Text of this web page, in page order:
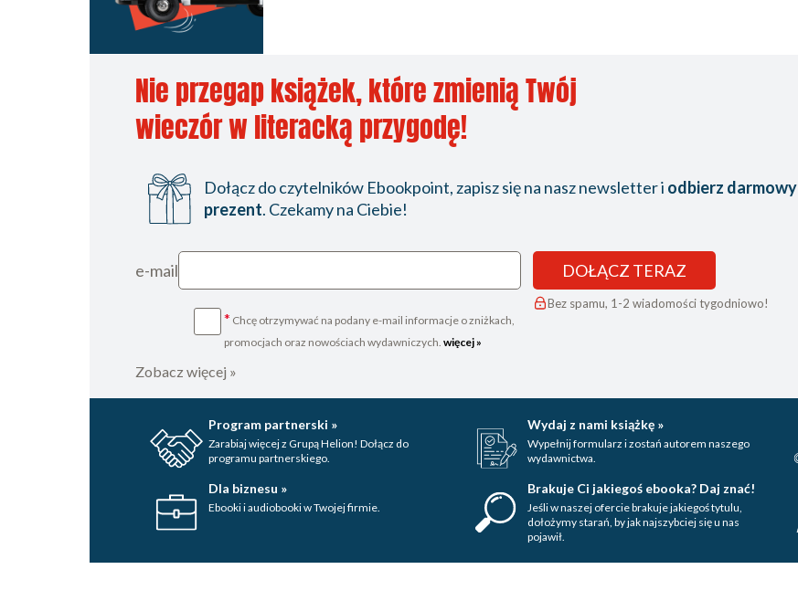
Nie przegap książek, które zmienią Twój
wieczór w literacką przygodę!
Dołącz do czytelników Ebookpoint, zapisz się na nasz newsletter i odbierz darmowy
prezent. Czekamy na Ciebie!
e-mail
* Chcę otrzymywać na podany e-mail informacje o zniżkach,
promocjach oraz nowościach wydawniczych. więcej »
DOŁĄCZ TERAZ
Bez spamu, 1-2 wiadomości tygodniowo!
Zobacz więcej »
Program partnerski »
Zarabiaj więcej z Grupą Helion! Dołącz do
programu partnerskiego.
Wydaj z nami książkę »
Wypełnij formularz i zostań autorem naszego
wydawnictwa.
Dla biznesu »
Ebooki i audiobooki w Twojej firmie.
Brakuje Ci jakiegoś ebooka? Daj znać!
Jeśli w naszej ofercie brakuje jakiegoś tytulu,
dołożymy starań, by jak najszybciej się u nas
pojawił.